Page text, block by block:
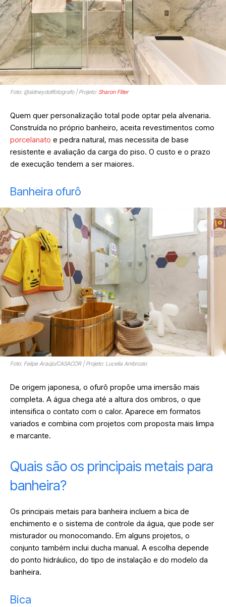
Foto: @sidneydollfotografo | Projeto: Sharon Fliter
Quem quer personalização total pode optar pela alvenaria.
Construída no próprio banheiro, aceita revestimentos como
porcelanato e pedra natural, mas necessita de base
resistente e avaliação da carga do piso. O custo e o prazo
de execução tendem a ser maiores.
Banheira ofurô
Foto: Felipe Araújo/CASACOR | Projeto: Lucelia Ambrozio
De origem japonesa, o ofurô propõe uma imersão mais
completa. A água chega até a altura dos ombros, o que
intensifica o contato com o calor. Aparece em formatos
variados e combina com projetos com proposta mais limpa
e marcante.
Quais são os principais metais para
banheira?
Os principais metais para banheira incluem a bica de
enchimento e o sistema de controle da água, que pode ser
misturador ou monocomando. Em alguns projetos, o
conjunto também inclui ducha manual. A escolha depende
do ponto hidráulico, do tipo de instalação e do modelo da
banheira.
Bica